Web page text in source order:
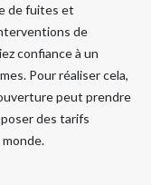
de fuites et
de
confiance à un
Pour réaliser cela,
peut prendre
des tarifs